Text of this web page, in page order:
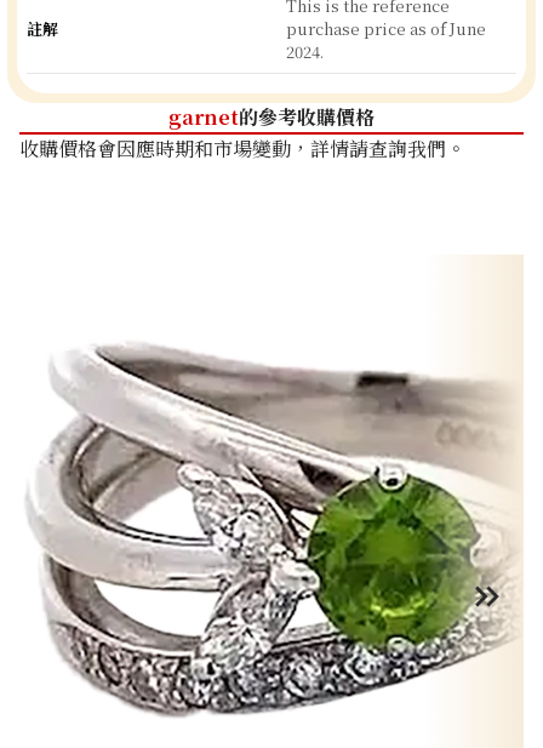
註解
This is the reference
purchase price as of June
2024.
garnet的參考收購價格
收購價格會因應時期和市場變動，詳情請查詢我們。